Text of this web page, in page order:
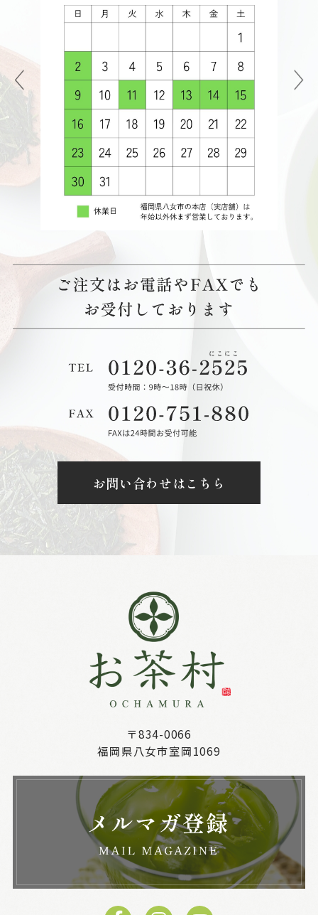
お問い合わせはこちら
〒834-0066
福岡県八女市室岡1069